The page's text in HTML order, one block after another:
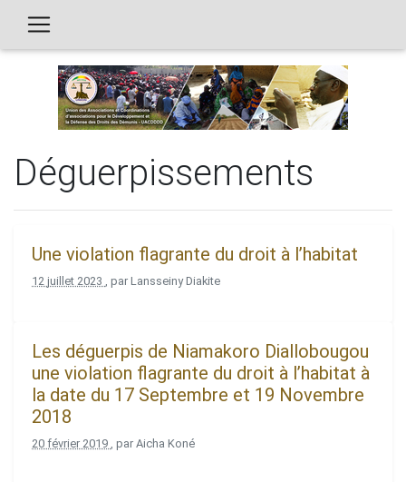
Déguerpissements
Une violation flagrante du droit à l’habitat
12 juillet 2023 , par Lansseiny Diakite
Les déguerpis de Niamakoro Diallobougou
une violation flagrante du droit à l’habitat à
la date du 17 Septembre et 19 Novembre
2018
20 février 2019 , par Aicha Koné